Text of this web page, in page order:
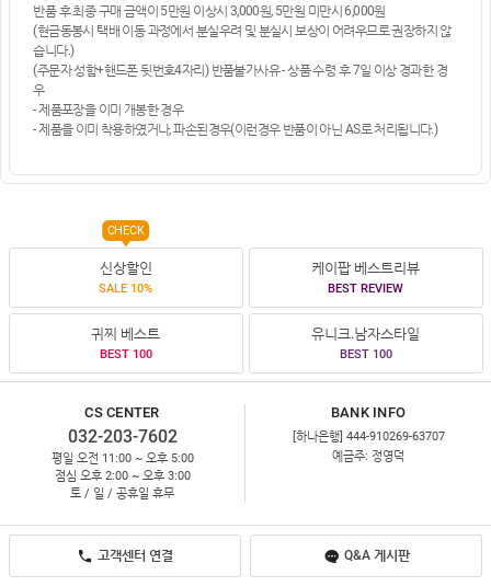
반품 후 최종 구매 금액이 5만원 이상시 3,000원, 5만원 미만시 6,000원
(현금동봉시 택배 이동 과정에서 분실우려 및 분실시 보상이 어려우므로 권장하지 않
습니다.)
(주문자 성함+핸드폰 뒷번호4자리) 반품불가사유 - 상품 수령 후 7일 이상 경과한 경
우
- 제품포장을 이미 개봉한 경우
- 제품을 이미 착용하였거나, 파손된경우(이런경우 반품이 아닌 AS로 처리됩니다.)
신상할인
SALE 10%
CHECK
케이팝 베스트리뷰
BEST REVIEW
귀찌 베스트
BEST 100
유니크.남자스타일
BEST 100
CS CENTER
032-203-7602
평일 오전 11:00 ~ 오후 5:00
점심 오후 2:00 ~ 오후 3:00
토 / 일 / 공휴일 휴무
BANK INFO
[하나은행] 444-910269-63707
예금주: 정영덕
고객센터 연결 Q&A 게시판